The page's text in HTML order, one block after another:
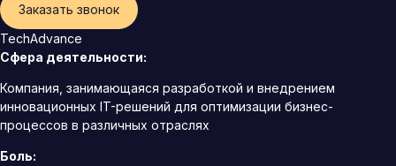
Заказать звонок
TechAdvance
Сфера деятельности:
Компания, занимающаяся разработкой и внедрением
инновационных IT-решений для оптимизации бизнес-
процессов в различных отраслях
Боль: